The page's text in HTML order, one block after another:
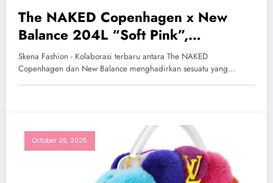
The NAKED Copenhagen x New
Balance 204L “Soft Pink”,
Perpaduan Feminin dan Futuristik
Skena Fashion - Kolaborasi terbaru antara The NAKED
Copenhagen dan New Balance menghadirkan sesuatu yang…
October 26, 2025